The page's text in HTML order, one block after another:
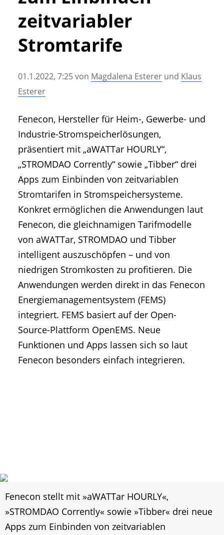
• Messen und Veranstaltungen
• Mitteilung der Redaktion
• Agritechnica Neuheiten Archiv
zeitvariabler
Stromtarife
01.1.2022, 7:25von Magdalena Esterer und Klaus
Esterer
Fenecon, Hersteller für Heim-, Gewerbe- und
Industrie-Stromspeicherlösungen,
präsentiert mit „aWATTar HOURLY“,
„STROMDAO Corrently“ sowie „Tibber“ drei
Apps zum Einbinden von zeitvariablen
Stromtarifen in Stromspeichersysteme.
Konkret ermöglichen die Anwendungen laut
Fenecon, die gleichnamigen Tarifmodelle
von aWATTar, STROMDAO und Tibber
intelligent auszuschöpfen – und von
niedrigen Stromkosten zu profitieren. Die
Anwendungen werden direkt in das Fenecon
Energiemanagementsystem (FEMS)
integriert. FEMS basiert auf der Open-
Source-Plattform OpenEMS. Neue
Funktionen und Apps lassen sich so laut
Fenecon besonders einfach integrieren.
Fenecon stellt mit »aWATTar HOURLY«,
»STROMDAO Corrently« sowie »Tibber« drei neue
Apps zum Einbinden von zeitvariablen